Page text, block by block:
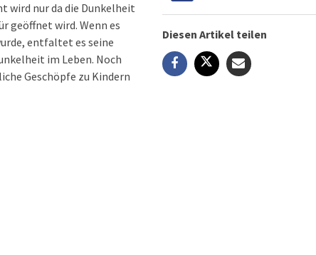
wird nur da die Dunkelheit
geöffnet wird. Wenn es
entfaltet es seine
im Leben. Noch
Geschöpfe zu Kindern
Diesen Artikel teilen